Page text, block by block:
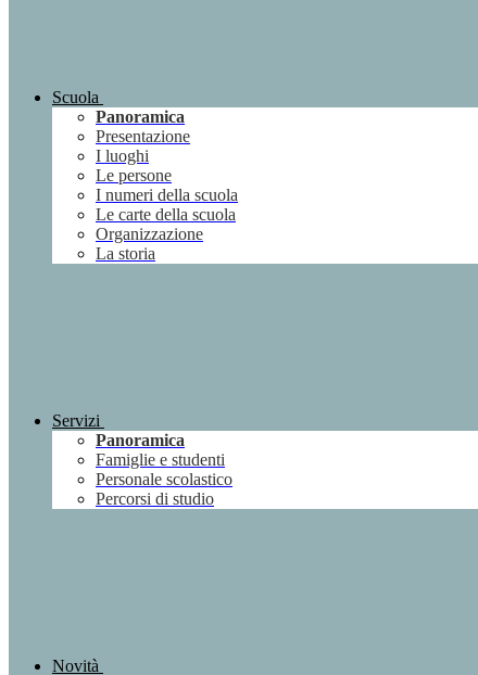
Scuola
Panoramica
Presentazione
I luoghi
Le persone
I numeri della scuola
Le carte della scuola
Organizzazione
La storia
Servizi
Panoramica
Famiglie e studenti
Personale scolastico
Percorsi di studio
Novità